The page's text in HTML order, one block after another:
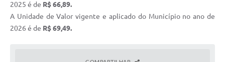
2025 é de R$ 66,89.
A Unidade de Valor vigente e aplicado do Município no ano de
2026 é de R$ 69,49.